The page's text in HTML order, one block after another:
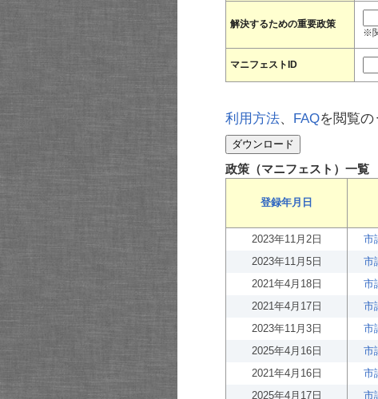
解決するための重要政策
※
マニフェストID
利用方法、 FAQを閲覧の
政策（マニフェスト）一覧
登録年月日
2023年11月2日 市
2023年11月5日
市
2021年4月18日
市
2021年4月17日
市
2023年11月3日
市
2025年4月16日
市
2021年4月16日
市
2025年4月17日
市